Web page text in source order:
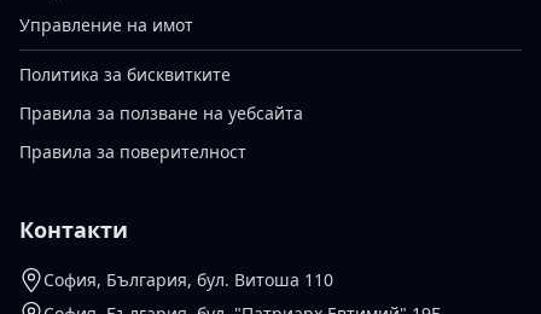
Управление на имот
Политика за бисквитките
Правила за ползване на уебсайта
Правила за поверителност
Контакти
София, България, бул. Витоша 110